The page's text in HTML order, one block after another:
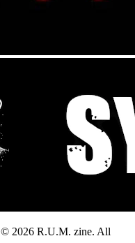
© 2026 R.U.M. zine. All